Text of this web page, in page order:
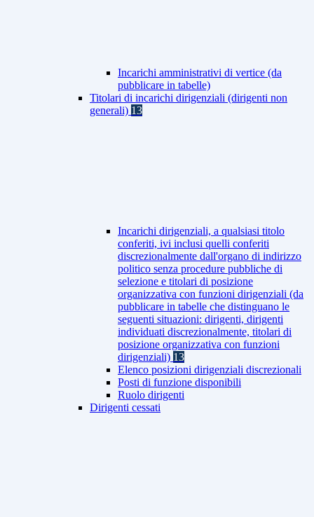
Incarichi amministrativi di vertice (da
pubblicare in tabelle)
Titolari di incarichi dirigenziali (dirigenti non
generali) 13
Incarichi dirigenziali, a qualsiasi titolo
conferiti, ivi inclusi quelli conferiti
discrezionalmente dall'organo di indirizzo
politico senza procedure pubbliche di
selezione e titolari di posizione
organizzativa con funzioni dirigenziali (da
pubblicare in tabelle che distinguano le
seguenti situazioni: dirigenti, dirigenti
individuati discrezionalmente, titolari di
posizione organizzativa con funzioni
dirigenziali) 13
Elenco posizioni dirigenziali discrezionali
Posti di funzione disponibili
Ruolo dirigenti
Dirigenti cessati